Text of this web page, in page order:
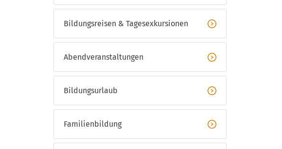
Bildungsreisen & Tagesexkursionen
Abendveranstaltungen
Bildungsurlaub
Familienbildung